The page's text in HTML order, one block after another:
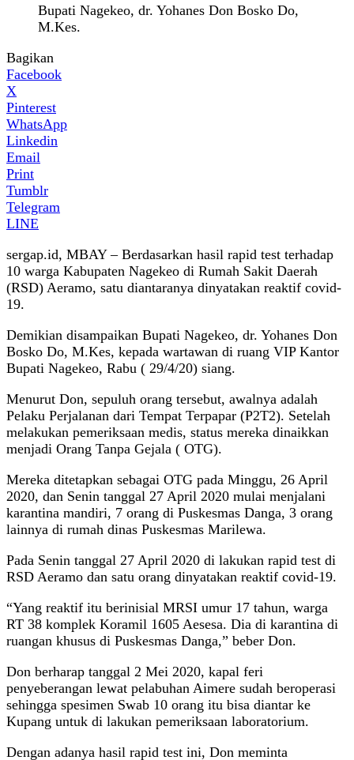
Bupati Nagekeo, dr. Yohanes Don Bosko Do,
M.Kes.
Bagikan
Facebook
X
Pinterest
WhatsApp
Linkedin
Email
Print
Tumblr
Telegram
LINE
sergap.id, MBAY – Berdasarkan hasil rapid test terhadap
10 warga Kabupaten Nagekeo di Rumah Sakit Daerah
(RSD) Aeramo, satu diantaranya dinyatakan reaktif covid-
19.
Demikian disampaikan Bupati Nagekeo, dr. Yohanes Don
Bosko Do, M.Kes, kepada wartawan di ruang VIP Kantor
Bupati Nagekeo, Rabu ( 29/4/20) siang.
Menurut Don, sepuluh orang tersebut, awalnya adalah
Pelaku Perjalanan dari Tempat Terpapar (P2T2). Setelah
melakukan pemeriksaan medis, status mereka dinaikkan
menjadi Orang Tanpa Gejala ( OTG).
Mereka ditetapkan sebagai OTG pada Minggu, 26 April
2020, dan Senin tanggal 27 April 2020 mulai menjalani
karantina mandiri, 7 orang di Puskesmas Danga, 3 orang
lainnya di rumah dinas Puskesmas Marilewa.
Pada Senin tanggal 27 April 2020 di lakukan rapid test di
RSD Aeramo dan satu orang dinyatakan reaktif covid-19.
“Yang reaktif itu berinisial MRSI umur 17 tahun, warga
RT 38 komplek Koramil 1605 Aesesa. Dia di karantina di
ruangan khusus di Puskesmas Danga,” beber Don.
Don berharap tanggal 2 Mei 2020, kapal feri
penyeberangan lewat pelabuhan Aimere sudah beroperasi
sehingga spesimen Swab 10 orang itu bisa diantar ke
Kupang untuk di lakukan pemeriksaan laboratorium.
Dengan adanya hasil rapid test ini, Don meminta